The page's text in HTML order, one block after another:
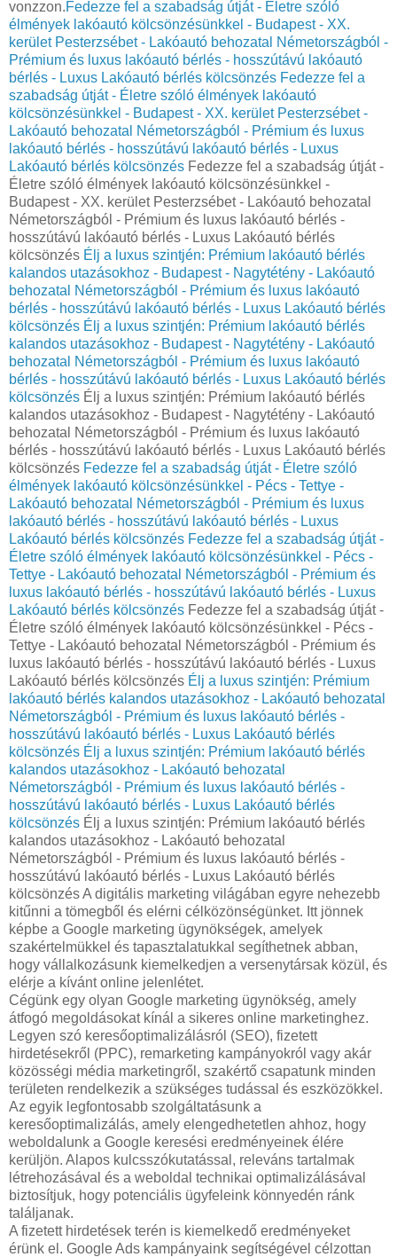
vonzzon.Fedezze fel a szabadság útját - Életre szóló
élmények lakóautó kölcsönzésünkkel - Budapest - XX.
kerület Pesterzsébet - Lakóautó behozatal Németországból -
Prémium és luxus lakóautó bérlés - hosszútávú lakóautó
bérlés - Luxus Lakóautó bérlés kölcsönzés Fedezze fel a
szabadság útját - Életre szóló élmények lakóautó
kölcsönzésünkkel - Budapest - XX. kerület Pesterzsébet -
Lakóautó behozatal Németországból - Prémium és luxus
lakóautó bérlés - hosszútávú lakóautó bérlés - Luxus
Lakóautó bérlés kölcsönzés Fedezze fel a szabadság útját -
Életre szóló élmények lakóautó kölcsönzésünkkel -
Budapest - XX. kerület Pesterzsébet - Lakóautó behozatal
Németországból - Prémium és luxus lakóautó bérlés -
hosszútávú lakóautó bérlés - Luxus Lakóautó bérlés
kölcsönzés Élj a luxus szintjén: Prémium lakóautó bérlés
kalandos utazásokhoz - Budapest - Nagytétény - Lakóautó
behozatal Németországból - Prémium és luxus lakóautó
bérlés - hosszútávú lakóautó bérlés - Luxus Lakóautó bérlés
kölcsönzés Élj a luxus szintjén: Prémium lakóautó bérlés
kalandos utazásokhoz - Budapest - Nagytétény - Lakóautó
behozatal Németországból - Prémium és luxus lakóautó
bérlés - hosszútávú lakóautó bérlés - Luxus Lakóautó bérlés
kölcsönzés Élj a luxus szintjén: Prémium lakóautó bérlés
kalandos utazásokhoz - Budapest - Nagytétény - Lakóautó
behozatal Németországból - Prémium és luxus lakóautó
bérlés - hosszútávú lakóautó bérlés - Luxus Lakóautó bérlés
kölcsönzés Fedezze fel a szabadság útját - Életre szóló
élmények lakóautó kölcsönzésünkkel - Pécs - Tettye -
Lakóautó behozatal Németországból - Prémium és luxus
lakóautó bérlés - hosszútávú lakóautó bérlés - Luxus
Lakóautó bérlés kölcsönzés Fedezze fel a szabadság útját -
Életre szóló élmények lakóautó kölcsönzésünkkel - Pécs -
Tettye - Lakóautó behozatal Németországból - Prémium és
luxus lakóautó bérlés - hosszútávú lakóautó bérlés - Luxus
Lakóautó bérlés kölcsönzés Fedezze fel a szabadság útját -
Életre szóló élmények lakóautó kölcsönzésünkkel - Pécs -
Tettye - Lakóautó behozatal Németországból - Prémium és
luxus lakóautó bérlés - hosszútávú lakóautó bérlés - Luxus
Lakóautó bérlés kölcsönzés Élj a luxus szintjén: Prémium
lakóautó bérlés kalandos utazásokhoz - Lakóautó behozatal
Németországból - Prémium és luxus lakóautó bérlés -
hosszútávú lakóautó bérlés - Luxus Lakóautó bérlés
kölcsönzés Élj a luxus szintjén: Prémium lakóautó bérlés
kalandos utazásokhoz - Lakóautó behozatal
Németországból - Prémium és luxus lakóautó bérlés -
hosszútávú lakóautó bérlés - Luxus Lakóautó bérlés
kölcsönzés Élj a luxus szintjén: Prémium lakóautó bérlés
kalandos utazásokhoz - Lakóautó behozatal
Németországból - Prémium és luxus lakóautó bérlés -
hosszútávú lakóautó bérlés - Luxus Lakóautó bérlés
kölcsönzés A digitális marketing világában egyre nehezebb
kitűnni a tömegből és elérni célközönségünket. Itt jönnek
képbe a Google marketing ügynökségek, amelyek
szakértelmükkel és tapasztalatukkal segíthetnek abban,
hogy vállalkozásunk kiemelkedjen a versenytársak közül, és
elérje a kívánt online jelenlétet.
Cégünk egy olyan Google marketing ügynökség, amely
átfogó megoldásokat kínál a sikeres online marketinghez.
Legyen szó keresőoptimalizálásról (SEO), fizetett
hirdetésekről (PPC), remarketing kampányokról vagy akár
közösségi média marketingről, szakértő csapatunk minden
területen rendelkezik a szükséges tudással és eszközökkel.
Az egyik legfontosabb szolgáltatásunk a
keresőoptimalizálás, amely elengedhetetlen ahhoz, hogy
weboldalunk a Google keresési eredményeinek élére
kerüljön. Alapos kulcsszókutatással, releváns tartalmak
létrehozásával és a weboldal technikai optimalizálásával
biztosítjuk, hogy potenciális ügyfeleink könnyedén ránk
találjanak.
A fizetett hirdetések terén is kiemelkedő eredményeket
érünk el. Google Ads kampányaink segítségével célzottan